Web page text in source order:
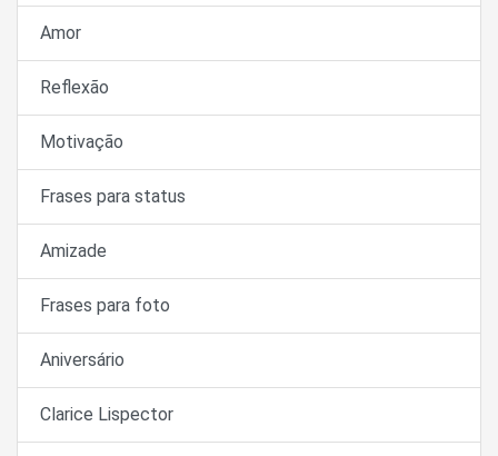
Amor
Reflexão
Motivação
Frases para status
Amizade
Frases para foto
Aniversário
Clarice Lispector